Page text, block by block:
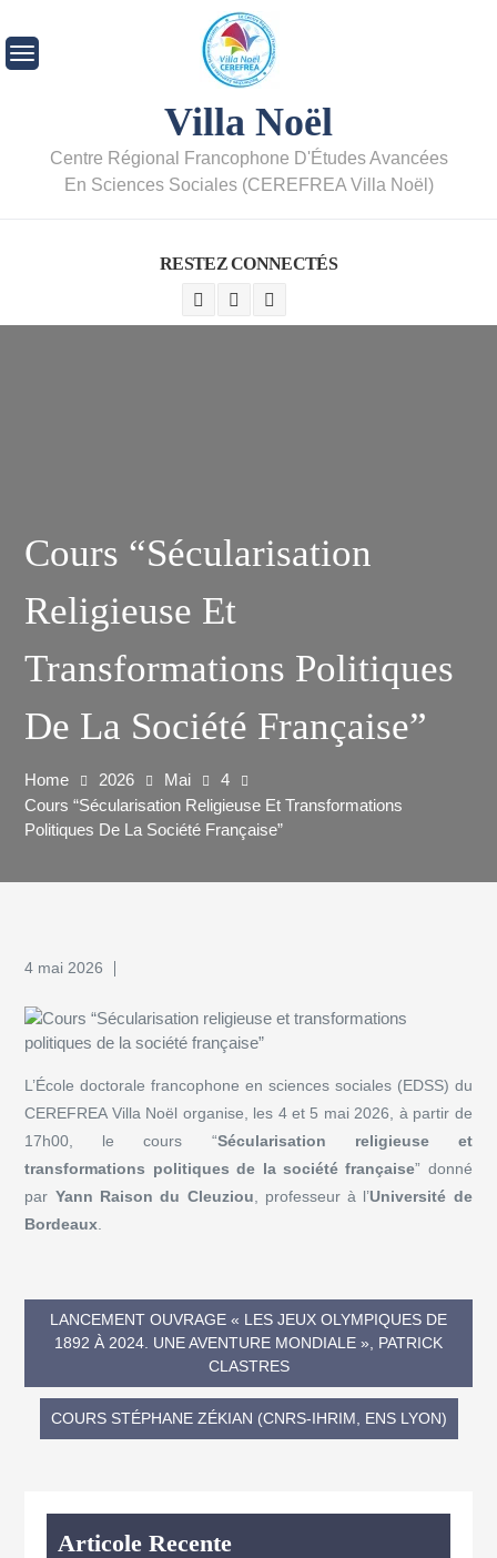
Villa Noël
Centre Régional Francophone D'Études Avancées
En Sciences Sociales (CEREFREA Villa Noël)
RESTEZ CONNECTÉS
Cours “Sécularisation
Religieuse Et
Transformations Politiques
De La Société Française”
Home 2026 Mai
4
Cours “Sécularisation Religieuse Et Transformations
Politiques De La Société Française”
4 mai 2026
L’École doctorale francophone en sciences sociales (EDSS) du
CEREFREA Villa Noël organise, les 4 et 5 mai 2026, à partir de
17h00, le cours “Sécularisation religieuse et
transformations politiques de la société française” donné
par Yann Raison du Cleuziou , professeur à l’Université de
Bordeaux
LANCEMENT OUVRAGE « LES JEUX OLYMPIQUES DE
1892 À 2024. UNE AVENTURE MONDIALE », PATRICK
CLASTRES
COURS STÉPHANE ZÉKIAN (CNRS-IHRIM, ENS LYON)
Articole Recente